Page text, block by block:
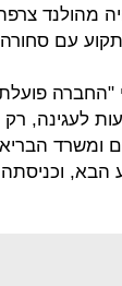
מהולנד
עם
פועלת
לעגינה,
ומשרד